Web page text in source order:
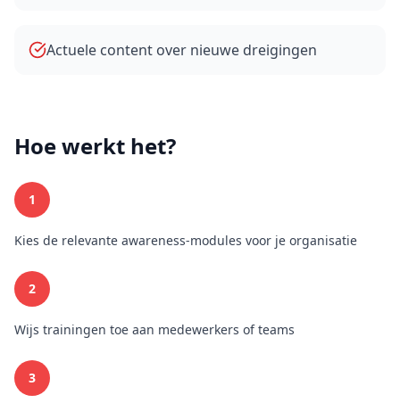
Actuele content over nieuwe dreigingen
Hoe werkt het?
1
Kies de relevante awareness-modules voor je organisatie
2
Wijs trainingen toe aan medewerkers of teams
3